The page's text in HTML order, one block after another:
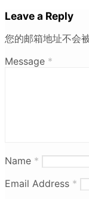
Leave a Reply
您的邮箱地址不会被
Message *
Name *
Email Address *